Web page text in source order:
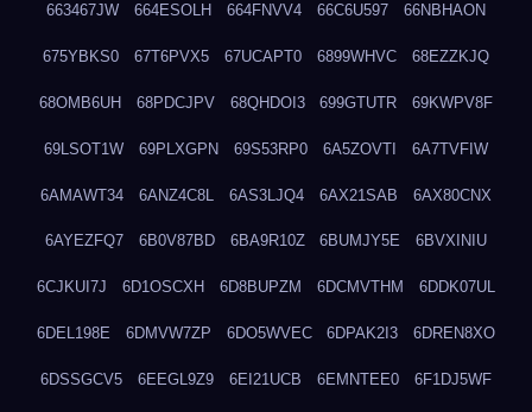
663467JW 664ESOLH 664FNVV4 66C6U597 66NBHAON
675YBKS0 67T6PVX5 67UCAPT0 6899WHVC 68EZZKJQ
68OMB6UH 68PDCJPV 68QHDOI3 699GTUTR 69KWPV8F
69LSOT1W 69PLXGPN 69S53RP0 6A5ZOVTI 6A7TVFIW
6AMAWT34 6ANZ4C8L 6AS3LJQ4 6AX21SAB 6AX80CNX
6AYEZFQ7 6B0V87BD 6BA9R10Z 6BUMJY5E 6BVXINIU
6CJKUI7J 6D1OSCXH 6D8BUPZM 6DCMVTHM 6DDK07UL
6DEL198E 6DMVW7ZP 6DO5WVEC 6DPAK2I3 6DREN8XO
6DSSGCV5 6EEGL9Z9 6EI21UCB 6EMNTEE0 6F1DJ5WF